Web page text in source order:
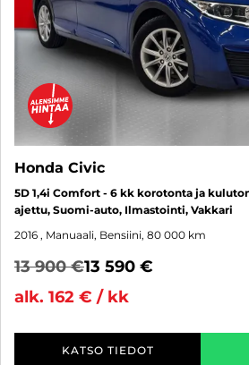
Honda Civic
5D 1,4i Comfort - 6 kk korotonta ja
ajettu, Suomi-auto, Ilmastointi, Vakkari
2016 , Manuaali, Bensiini, 80 000 km
13 900 €13 590 €
alk. 162 € / kk
KATSO TIEDOT